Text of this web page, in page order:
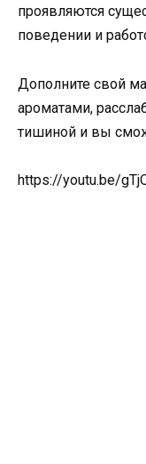
проявляются
поведении и
Дополните свой
ароматами,
тишиной и вы
https://youtu.be/